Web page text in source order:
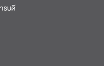
รบดี​